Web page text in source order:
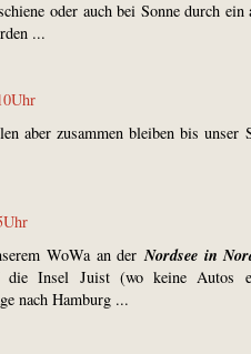
oder auch bei Sonne durch
...
aber zusammen bleiben bis unser
WoWa an derNordsee in
die Insel Juist (wo keine Autos
nach Hamburg ...